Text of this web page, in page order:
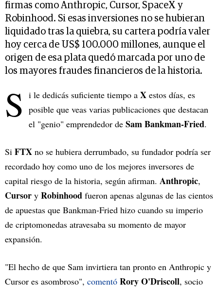
firmas como Anthropic, Cursor, SpaceX y
Robinhood. Si esas inversiones no se hubieran
liquidado tras la quiebra, su cartera podría valer
hoy cerca de US$ 100.000 millones, aunque el
origen de esa plata quedó marcada por uno de
los mayores fraudes financieros de la historia.
S i le dedicás suficiente tiempo a X estos días, es
posible que veas varias publicaciones que destacan
el "genio" emprendedor de Sam Bankman-Fried.
Si FTX no se hubiera derrumbado, su fundador podría ser
recordado hoy como uno de los mejores inversores de
capital riesgo de la historia, según afirman. Anthropic,
Cursor y Robinhood fueron apenas algunas de las cientos
de apuestas que Bankman-Fried hizo cuando su imperio
de criptomonedas atravesaba su momento de mayor
expansión.
"El hecho de que Sam invirtiera tan pronto en Anthropic y
Cursor es asombroso", comentó Rory O'Driscoll, socio